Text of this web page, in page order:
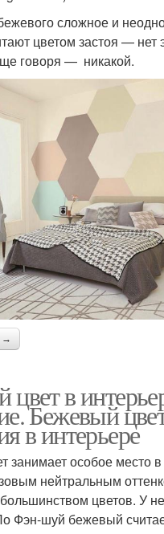
сложное и
цветом застоя — нет
говоря — никакой.
→
в
Бежевый
в интерьере
занимает особое место
нейтральным
цветов. У
Фэн-шуй бежевый